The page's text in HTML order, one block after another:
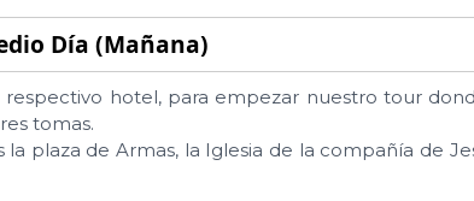
Día (Mañana)
respectivo hotel, para empezar nuestro tour
tomas.
la plaza de Armas, la Iglesia de la compañía de